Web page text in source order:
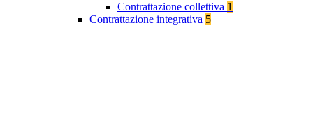
Contrattazione collettiva 1
Contrattazione integrativa 5